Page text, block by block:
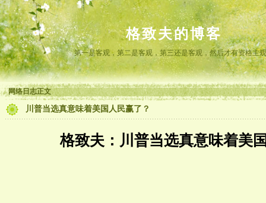
格致夫的博客
第一是客观，第二是客观，第三还是客观，然后才有资格主
网络日志正文
川普当选真意味着美国人民赢了？
格致夫：川普当选真意味着美